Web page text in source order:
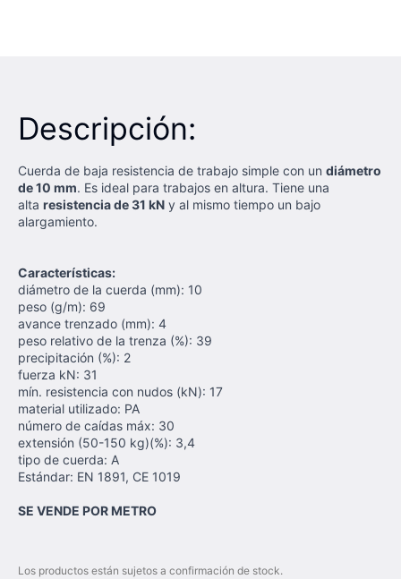
Descripción:
Cuerda de baja resistencia de trabajo simple con un diámetro
de 10 mm. Es ideal para trabajos en altura. Tiene una
alta resistencia de 31 kN y al mismo tiempo un bajo
alargamiento.
Características:
diámetro de la cuerda (mm): 10
peso (g/m): 69
avance trenzado (mm): 4
peso relativo de la trenza (%): 39
precipitación (%): 2
fuerza kN: 31
mín. resistencia con nudos (kN): 17
material utilizado: PA
número de caídas máx: 30
extensión (50-150 kg)(%): 3,4
tipo de cuerda: A
Estándar: EN 1891, CE 1019
SE VENDE POR METRO
Los productos están sujetos a confirmación de stock.